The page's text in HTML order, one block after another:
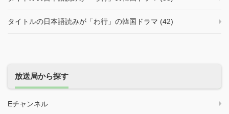
タイトルの日本語読みが「わ行」の韓国ドラマ (42)
放送局から探す
Eチャンネル